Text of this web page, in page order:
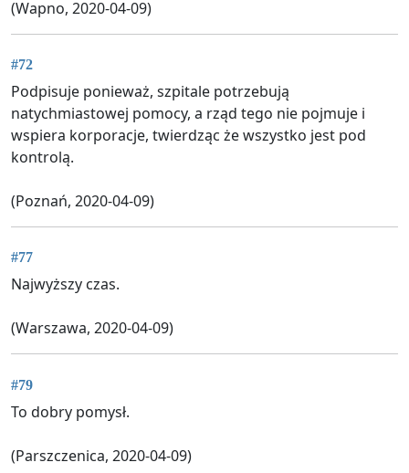
(Wapno, 2020-04-09)
#72
Podpisuje ponieważ, szpitale potrzebują
natychmiastowej pomocy, a rząd tego nie pojmuje i
wspiera korporacje, twierdząc że wszystko jest pod
kontrolą.
(Poznań, 2020-04-09)
#77
Najwyższy czas.
(Warszawa, 2020-04-09)
#79
To dobry pomysł.
(Parszczenica, 2020-04-09)